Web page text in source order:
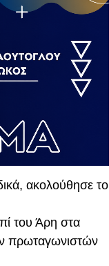
ακολούθησε το
του Άρη στα
πρωταγωνιστών